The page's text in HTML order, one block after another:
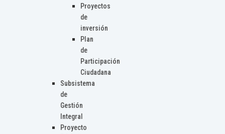
Proyectos
de
inversión
Plan
de
Participación
Ciudadana
Subsistema
de
Gestión
Integral
Proyecto